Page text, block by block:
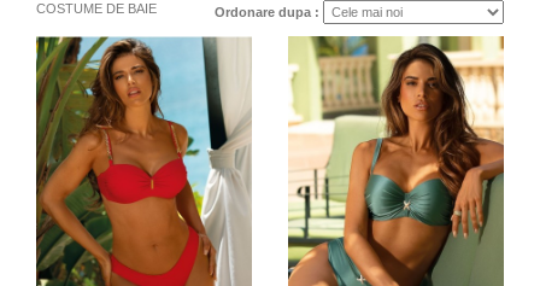
COSTUME DE BAIE Ordonare dupa :